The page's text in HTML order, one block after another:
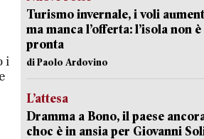
i
Turismo invernale, i voli
ma manca l’offerta: l’isola non è
pronta
di Paolo Ardovino
L’attesa
Dramma a Bono, il paese
choc è in ansia per Giovanni